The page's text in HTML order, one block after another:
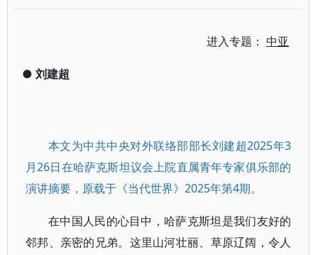
进入专题：中亚
● 刘建超
本文为中共中央对外联络部部长刘建超2025年3
月26日在哈萨克斯坦议会上院直属青年专家俱乐部的
演讲摘要，原载于《当代世界》2025年第4期。
在中国人民的心目中，哈萨克斯坦是我们友好的
邻邦、亲密的兄弟。这里山河壮丽、草原辽阔，令人